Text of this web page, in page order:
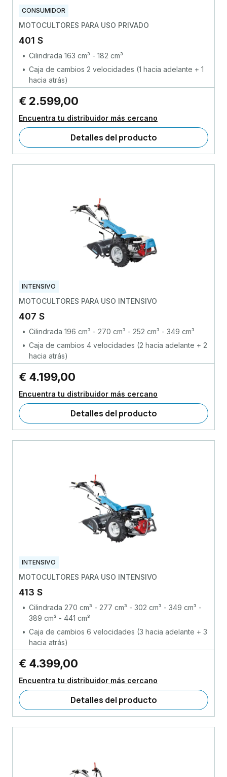
CONSUMIDOR
MOTOCULTORES PARA USO PRIVADO
401 S
Cilindrada 163 cm³ - 182 cm³
Caja de cambios 2 velocidades (1 hacia adelante + 1
hacia atrás)
€ 2.599,00
Encuentra tu distribuidor más cercano
Detalles del producto
INTENSIVO
MOTOCULTORES PARA USO INTENSIVO
407 S
Cilindrada 196 cm³ - 270 cm³ - 252 cm³ - 349 cm³
Caja de cambios 4 velocidades (2 hacia adelante + 2
hacia atrás)
€ 4.199,00
Encuentra tu distribuidor más cercano
Detalles del producto
INTENSIVO
MOTOCULTORES PARA USO INTENSIVO
413 S
Cilindrada 270 cm³ - 277 cm³ - 302 cm³ - 349 cm³ -
389 cm³ - 441 cm³
Caja de cambios 6 velocidades (3 hacia adelante + 3
hacia atrás)
€ 4.399,00
Encuentra tu distribuidor más cercano
Detalles del producto